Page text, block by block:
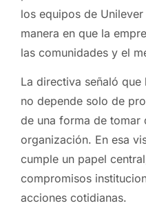
los equipos de
manera en que la
las comunidades y el
La directiva señaló
no depende solo de
de una forma de tomar
organización. En esa
cumple un papel
compromisos
acciones cotidianas.